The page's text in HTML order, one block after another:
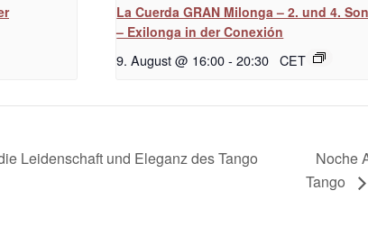
La Cuerda GRAN Milonga – 2. und 4.
– Exilonga in der Conexión
9. August @ 16:00 - 20:30 CET
Leidenschaft und Eleganz des Tango
Noche
Tango